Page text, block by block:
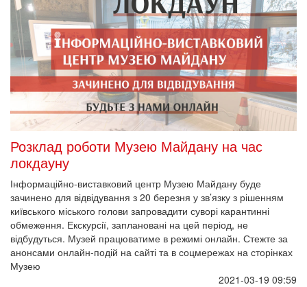
Розклад роботи Музею Майдану на час
локдауну
Інформаційно-виставковий центр Музею Майдану буде
зачинено для відвідування з 20 березня у зв’язку з рішенням
київського міського голови запровадити суворі карантинні
обмеження. Екскурсії, заплановані на цей період, не
відбудуться. Музей працюватиме в режимі онлайн. Стежте за
анонсами онлайн-подій на сайті та в соцмережах на сторінках
Музею
2021-03-19 09:59